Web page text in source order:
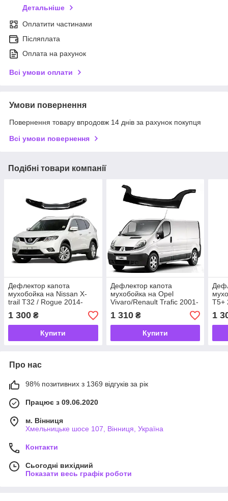
Детальніше
Оплатити частинами
Післяплата
Оплата на рахунок
Всі умови оплати
Умови повернення
Повернення товару впродовж 14 днів за рахунок покупця
Всі умови повернення
Подібні товари компанії
Дефлектор капота
мухобойка на Nissan X-
trail T32 / Rogue 2014-
2021 (нісан ріг ікс трейл)
EuroCap
1 300 ₴
Купити
Дефлектор капота
мухобойка на Opel
Vivaro/Renault Trafic 2001-
2015, (Опель Віваро)
EuroCap
1 310₴
Купити
T5+
1
Про нас
98% позитивних з 1369 відгуків за рік
Працює з 09.06.2020
м. Вінниця
Хмельницьке шосе 107, Вінниця, Україна
Контакти
Сьогодні вихідний
Показати весь графік роботи